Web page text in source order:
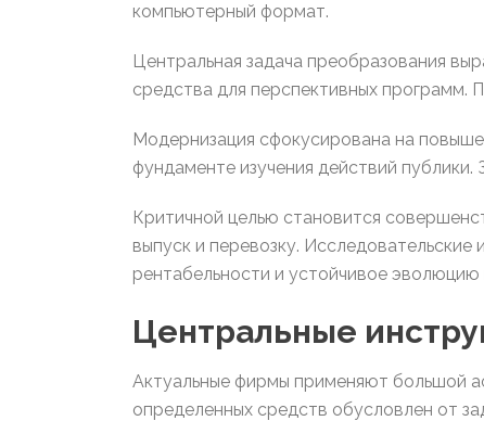
компьютерный формат.
Центральная задача преобразования
средства для перспективных программ.
Модернизация сфокусирована на
фундаменте изучения действий
Критичной целью становится
выпуск и перевозку.
рентабельности и устойчивое эволюцию
Центральные
Актуальные фирмы применяют большой
определенных средств обусловлен от